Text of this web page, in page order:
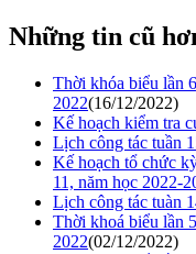
Những tin cũ
Thời khóa biểu lần
2022(16/12/2022)
Kế hoạch kiểm tra
Lịch công tác tuần
Kế hoạch tổ chức
11, năm học 2022-
Lịch công tác tuàn
Thời khoá biểu lần
2022(02/12/2022)